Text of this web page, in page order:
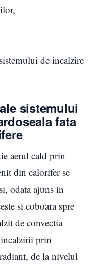
de incalzire
sistemului
fata
aerul cald prin
din calorifer se
odata ajuns in
si coboara spre
de convectia
prin
de la nivelul